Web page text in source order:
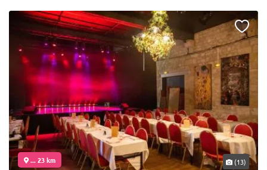
... 23 km (13)